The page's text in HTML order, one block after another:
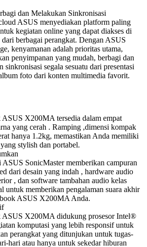
dan Melakukan Sinkronisasi
ASUS menyediakan platform paling
kegiatan online yang dapat diakses di
dari berbagai perangkat. Dengan ASUS
kenyamanan adalah prioritas utama,
penyimpanan yang mudah, berbagi dan
sinkronisasi segala sesuatu dari presentasi
foto dari konten multimedia favorit.
ASUS X200MA tersedia dalam empat
yang cerah . Ramping ,dimensi kompak
hanya 1.2kg, memastikan Anda memiliki
stylish dan portabel.
ASUS SonicMaster memberikan campuran
dari desain yang indah , hardware audio
, dan software tambahan audio kelas
untuk memberikan pengalaman suara akhir
ASUS X200MA Anda.
ASUS X200MA didukung prosesor Intel®
komputasi yang lebih responsif untuk
perangkat yang ditunjukan untuk tugas-
hari atau hanya untuk sekedar hiburan